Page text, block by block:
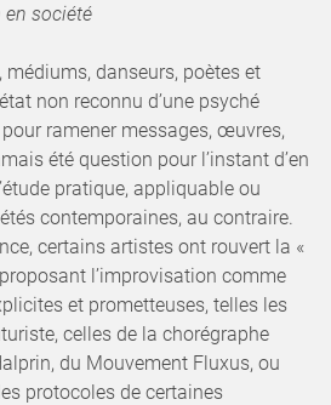
en société
danseurs, poètes et
non reconnu d’une psyché
ramener messages, œuvres,
été question pour l’instant d’en
pratique, appliquable ou
contemporaines, au contraire.
certains artistes ont rouvert la «
l’improvisation comme
et prometteuses, telles les
celles de la chorégraphe
du Mouvement Fluxus, ou
protocoles de certaines